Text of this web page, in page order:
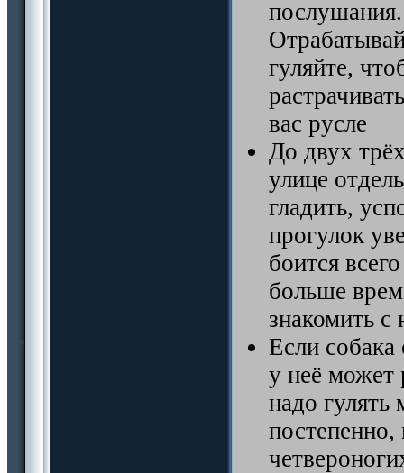
гуляйте,
вас русле
До двух
улице
гладить,
прогулок
боится
больше
знакомить
Если собака
у неё может
надо гулять
постепенно,